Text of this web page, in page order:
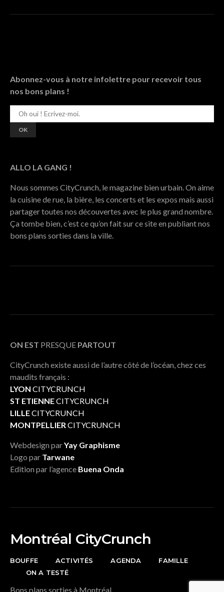
Abonnez-vous à notre infolettre pour recevoir tous
nos bons plans !
ALLO LA GANG !
Nous sommes CityCrunch, le magazine bien urbain. On aime
la cuisine de rue, la bière, les concerts et les expos mais aussi
partager toutes nos découvertes avec le plus grand nombre.
Ça tombe bien, c’est ce qu’on fait sur ce site en publiant nos
bons plans sorties dans la ville.
ON EST PRESQUE PARTOUT
CityCrunch existe aussi de l’autre côté de l’océan, chez ces
maudits français :
LYON CITYCRUNCH
ST ETIENNECITYCRUNCH
LILLECITYCRUNCH
MONTPELLIERCITYCRUNCH
Webdesign parYay Graphisme
Logo par Tarwane
Edition par l’agence Buena Onda
Montréal CityCrunch
BOUFFE ACTIVITÉS AGENDA
FAMILLE
ON A TESTÉ
Bons plans sorties à Montréal